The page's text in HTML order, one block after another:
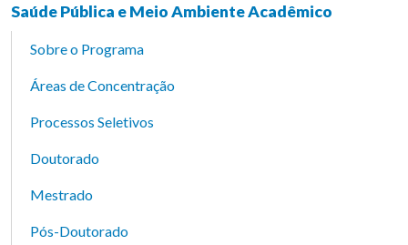
Saúde Pública e Meio Ambiente Acadêmico
Sobre o Programa
Áreas de Concentração
Processos Seletivos
Doutorado
Mestrado
Pós-Doutorado